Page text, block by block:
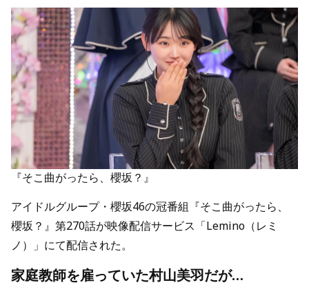
『そこ曲がったら、櫻坂？』
アイドルグループ・櫻坂46の冠番組『そこ曲がったら、
櫻坂？』第270話が映像配信サービス「Lemino（レミ
ノ）」にて配信された。
家庭教師を雇っていた村山美羽だが…